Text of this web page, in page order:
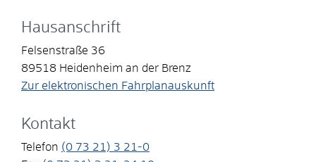
Hausanschrift
Felsenstraße 36
89518 Heidenheim an der Brenz
Zur elektronischen Fahrplanauskunft
Kontakt
Telefon (0 73 21) 3 21-0